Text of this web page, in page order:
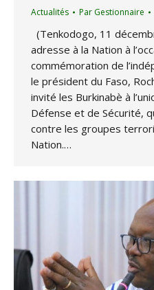
Actualités Par Gestionnaire
(Tenkodogo, 11
adresse à la Nation à
commémoration de
le président du Faso,
invité les Burkinabè à
Défense et de Sécurité,
contre les groupes
Nation.…